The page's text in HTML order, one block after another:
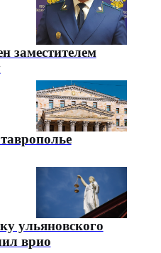
заместителем
ульяновского
врио